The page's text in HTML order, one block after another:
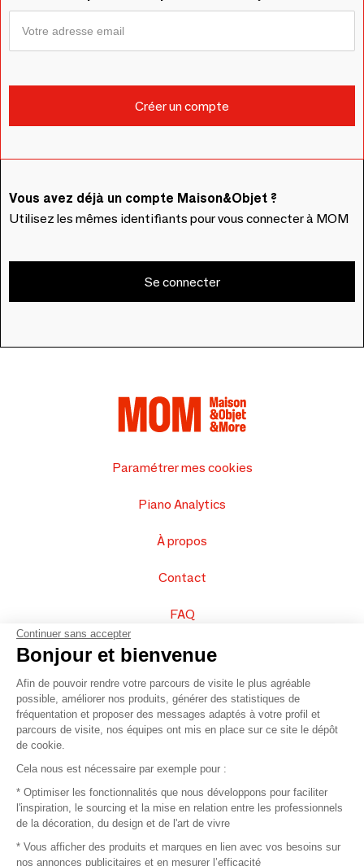
Vous avez déjà un compte Maison&Objet ?
Utilisez les mêmes identifiants pour vous connecter à MOM
Se connecter
Paramétrer mes cookies
Piano Analytics
À propos
Contact
FAQ
Vendez vos produits
Plan du site
© 2016 –Organisation SAFI
Recrutement
Continuer sans accepter
Bonjour et bienvenue
Afin de pouvoir rendre votre parcours de visite le plus agréable
possible, améliorer nos produits, générer des statistiques de
fréquentation et proposer des messages adaptés à votre profil et
parcours de visite, nos équipes ont mis en place sur ce site le dépôt
de cookie.
Cela nous est nécessaire par exemple pour :
* Optimiser les fonctionnalités que nous développons pour faciliter
l'inspiration, le sourcing et la mise en relation entre les professionnels
de la décoration, du design et de l'art de vivre
* Vous afficher des produits et marques en lien avec vos besoins sur
nos annonces publicitaires et en mesurer l’efficacité